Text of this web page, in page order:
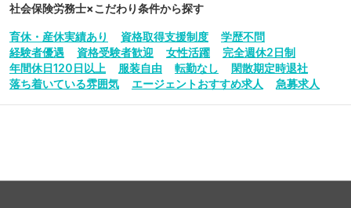
社会保険労務士×こだわり条件から探す
育休・産休実績あり 資格取得支援制度
学歴不問
経験者優遇
資格受験者歓迎 女性活躍
完全週休2日制
年間休日120日以上
服装自由 転勤なし
閑散期定時退社
落ち着いている雰囲気
エージェントおすすめ求人 急募求人